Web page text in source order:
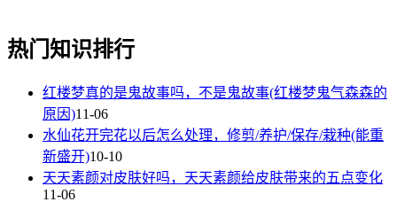
热门知识排行
红楼梦真的是鬼故事吗，不是鬼故事(红楼梦鬼气森森的
原因)11-06
水仙花开完花以后怎么处理，修剪/养护/保存/栽种(能重
新盛开)10-10
天天素颜对皮肤好吗，天天素颜给皮肤带来的五点变化
11-06